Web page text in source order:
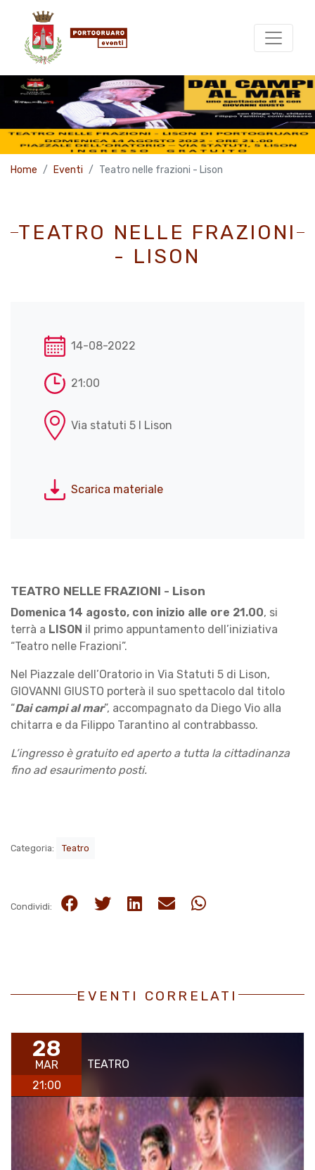
Home Eventi Teatro nelle frazioni - Lison
TEATRO NELLE FRAZIONI
- LISON
14-08-2022
21:00
Via statuti 5 l Lison
Scarica materiale
TEATRO NELLE FRAZIONI - Lison
Domenica 14 agosto, con inizio alle ore 21.00, si
terrà a LISON il primo appuntamento dell’iniziativa
“Teatro nelle Frazioni”.
Nel Piazzale dell’Oratorio in Via Statuti 5 di Lison,
GIOVANNI GIUSTO porterà il suo spettacolo dal titolo
“Dai campi al mar”, accompagnato da Diego Vio alla
chitarra e da Filippo Tarantino al contrabbasso.
L’ingresso è gratuito ed aperto a tutta la cittadinanza
fino ad esaurimento posti.
Categoria: Teatro
Condividi:
EVENTI CORRELATI
28
MAR
21:00
TEATRO